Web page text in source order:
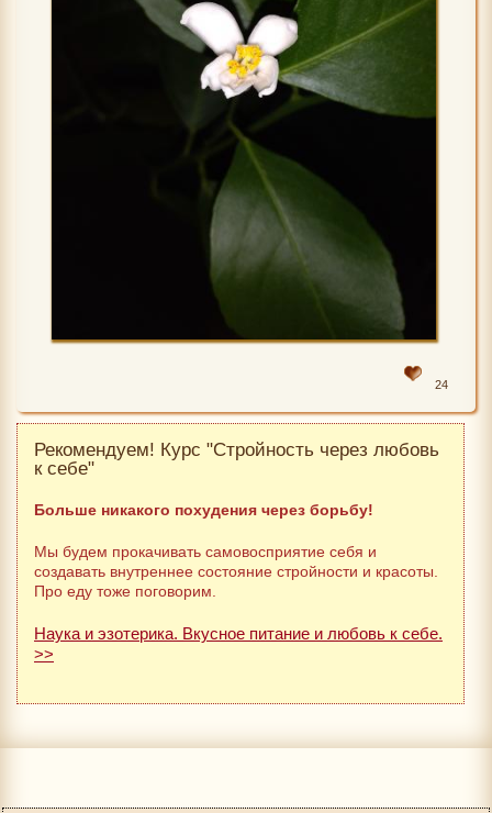
24
Рекомендуем! Курс "Стройность через любовь
к себе"
Больше никакого похудения через борьбу!
Мы будем прокачивать самовосприятие себя и
создавать внутреннее состояние стройности и красоты.
Про еду тоже поговорим.
Наука и эзотерика. Вкусное питание и любовь к себе.
>>